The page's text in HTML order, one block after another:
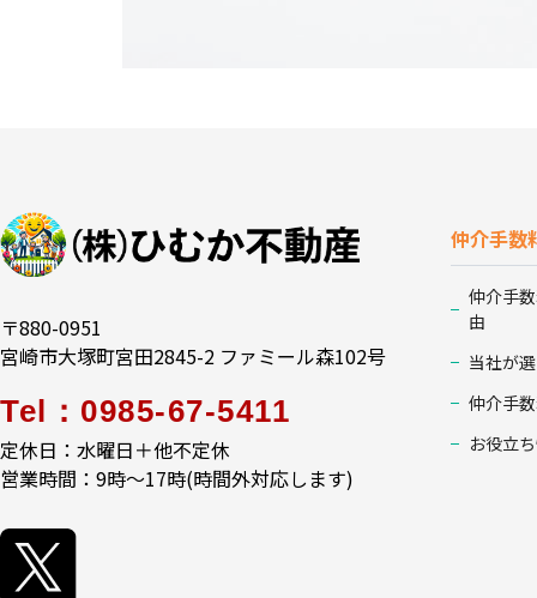
〒880-0951
宮崎市大塚町宮田2845-2 ファミール森102号
Tel：0985-67-5411
定休日：水曜日＋他不定休
営業時間：9時～17時(時間外対応します)
仲介手数
仲介手
由
当社が
仲介手
お役立